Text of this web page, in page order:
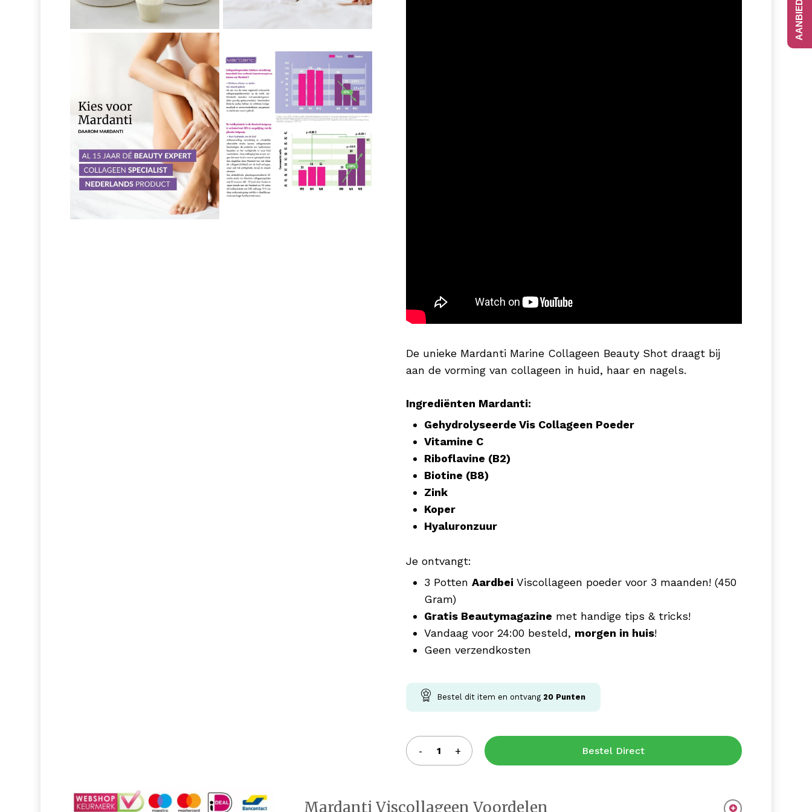
De unieke Mardanti Marine Collageen Beauty Shot draagt bij
aan de vorming van collageen in huid, haar en nagels.
Ingrediënten Mardanti:
Gehydrolyseerde Vis Collageen Poeder
Vitamine C
Riboflavine (B2)
Biotine (B8)
Zink
Koper
Hyaluronzuur
Je ontvangt:
3 Potten Aardbei Viscollageen poeder voor 3 maanden! (450
Gram)
Gratis Beautymagazine met handige tips & tricks!
Vandaag voor 24:00 besteld, morgen in huis!
Geen verzendkosten
Bestel dit item en ontvang 20 Punten
Bestel Direct
Mardanti Viscollageen Voordelen